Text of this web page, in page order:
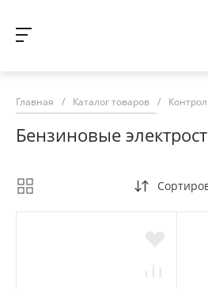
Главная / Каталог товаров /
Бензиновые